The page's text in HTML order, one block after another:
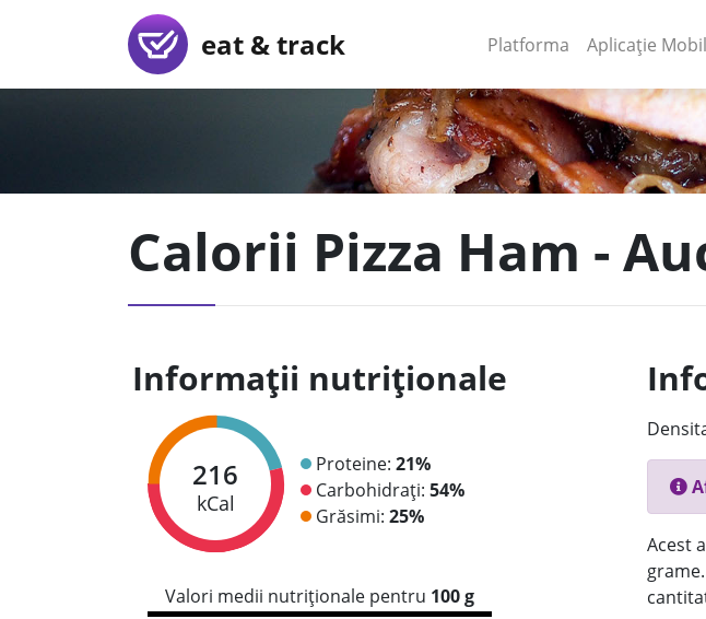
eat & track Platforma (current)
Aplicație Mobil
Calorii Pizza Ham -
Informații nutriționale
216
kCal
Proteine: 21%
Carbohidrați: 54%
Grăsimi: 25%
Valori medii nutriționale pentru 100 g
Acest